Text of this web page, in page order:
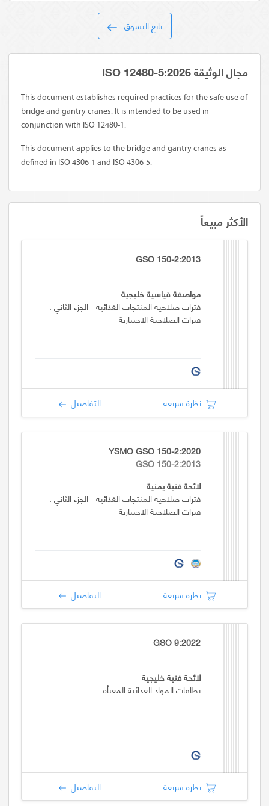
تابع التسوق
مجال الوثيقة ISO 12480-5:2026
This document establishes required practices for the safe use of
bridge and gantry cranes. It is intended to be used in
conjunction with ISO 12480-1.
This document applies to the bridge and gantry cranes as
defined in ISO 4306-1 and ISO 4306-5.
الأكثر مبيعاً
GSO 150-2:2013
مواصفة قياسية خليجية
فترات صلاحية المنتجات الغذائية - الجزء الثاني :
فترات الصلاحية الاختيارية
نظرة سريعة التفاصيل
YSMO GSO 150-2:2020
GSO 150-2:2013
لائحة فنية يمنية
فترات صلاحية المنتجات الغذائية - الجزء الثاني :
فترات الصلاحية الاختيارية
نظرة سريعة التفاصيل
GSO 9:2022
لائحة فنية خليجية
بطاقات المواد الغذائية المعبأة
نظرة سريعة التفاصيل